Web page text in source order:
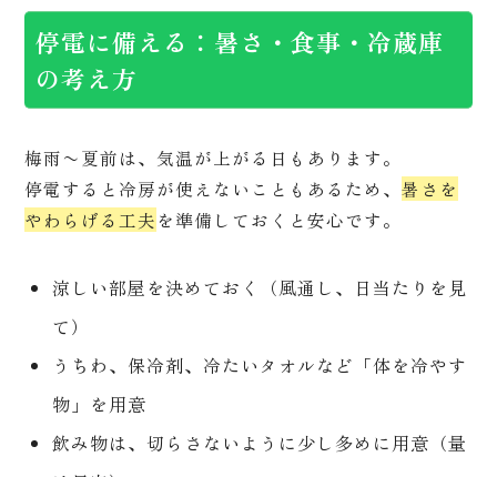
停電に備える：暑さ・食事・冷蔵庫
の考え方
梅雨〜夏前は、気温が上がる日もあります。
停電すると冷房が使えないこともあるため、暑さを
やわらげる工夫 を準備しておくと安心です。
涼しい部屋を決めておく（風通し、日当たりを見
て）
うちわ、保冷剤、冷たいタオルなど「体を冷やす
物」を用意
飲み物は、切らさないように少し多めに用意（量